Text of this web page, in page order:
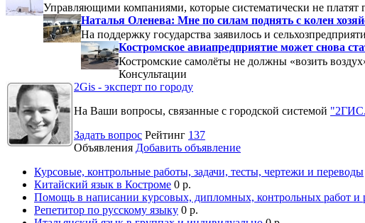
Управляющими компаниями, которые систематически не
Наталья Оленева: Мне по силам поднять с колен
На поддержку государства заявилось и
Костромское авиапредприятие может снова
Костромские самолёты не должны «возить
Консультации
2Gis - эксперт по городу
На Ваши вопросы, связанные с городской системой
Задать вопрос Рейтинг 137
Объявления Добавить объявление
Курсовые, контрольные работы, задачи, тесты, чертежи и переводы
Китайский язык в Костроме 0 р.
Помощь в написании курсовых, дипломных, контрольных работ и
Репетитор по русскому языку 0 р.